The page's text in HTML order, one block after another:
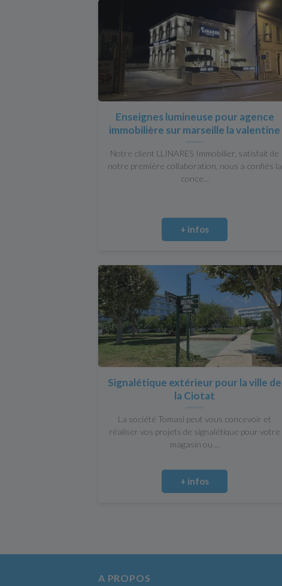
Enseignes lumineuse pour agence
immobilière sur marseille la valentine
Notre client LLINARES Immobilier, satisfait de
notre première collaboration, nous a confiés la
conce...
+ infos
Signalétique extérieur pour la ville de
la Ciotat
La société Tomasi peut vous concevoir et
réaliser vos projets de signalétique pour votre
magasin ou ...
+ infos
A PROPOS